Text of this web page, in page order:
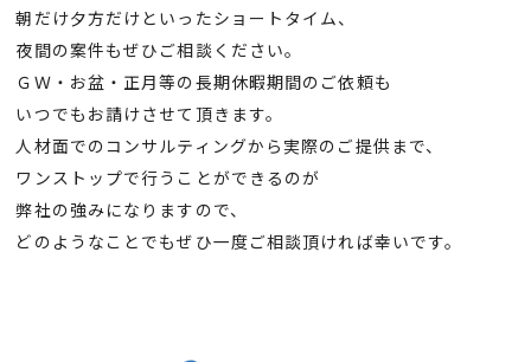
朝だけ夕方だけといったショートタイム、
夜間の案件もぜひご相談ください。
ＧＷ・お盆・正月等の長期休暇期間のご依頼も
いつでもお請けさせて頂きます。
人材面でのコンサルティングから実際のご提供まで、
ワンストップで行うことができるのが
弊社の強みになりますので、
どのようなことでもぜひ一度ご相談頂ければ幸いです。